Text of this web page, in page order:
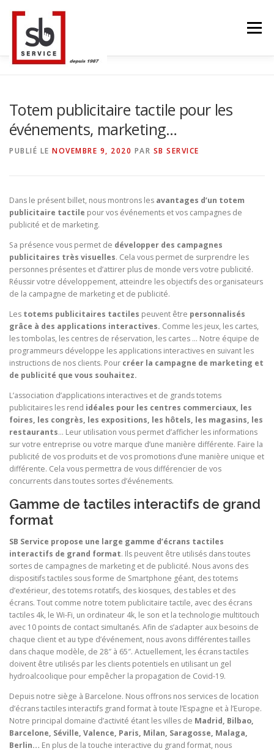
contenu
Menu
STRUCTURE ALU
BLOG LANGUE
Totem publicitaire tactile pour les
événements, marketing…
PUBLIÉ LE NOVEMBRE 9, 2020 PAR SB SERVICE
Dans le présent billet, nous montrons les avantages d’un totem
publicitaire tactile pour vos événements et vos campagnes de
publicité et de marketing.
Sa présence vous permet de développer des campagnes
publicitaires très visuelles. Cela vous permet de surprendre les
personnes présentes et d’attirer plus de monde vers votre publicité.
Réussir votre développement, atteindre les objectifs des organisateurs
de la campagne de marketing et de publicité.
Les totems publicitaires tactiles peuvent être personnalisés
grâce à des applications interactives. Comme les jeux, les cartes,
les tombolas, les centres de réservation, les cartes … Notre équipe de
programmeurs développe les applications interactives en suivant les
instructions de nos clients. Pour créer la campagne de marketing et
de publicité que vous souhaitez.
L’association d’applications interactives et de grands totems
publicitaires les rend idéales pour les centres commerciaux, les
foires, les congrès, les expositions, les hôtels, les magasins, les
restaurants… Leur utilisation vous permet d’afficher les informations
sur votre entreprise ou votre marque d’une manière différente. Faire la
publicité de vos produits et de vos promotions d’une manière unique et
différente. Cela vous permettra de vous différencier de vos
concurrents dans toutes sortes d’événements.
Gamme de tactiles interactifs de grand
format
SB Service propose une large gamme d’écrans tactiles
interactifs de grand format. Ils peuvent être utilisés dans toutes
sortes de campagnes de marketing et de publicité. Nous avons des
dispositifs tactiles sous forme de Smartphone géant, des totems
d’extérieur, des totems rotatifs, des kiosques, des tables et des
écrans. Tout comme notre totem publicitaire tactile, avec des écrans
tactiles 4k, le Wi-Fi, un ordinateur 4k, le son et la technologie multitouch
avec 10 points de contact simultanés. Afin de s’adapter aux besoins de
chaque client et au type d’événement, nous avons différentes tailles
dans chaque modèle, de 28″ à 65″. Actuellement, les écrans tactiles
doivent être utilisés par les clients potentiels en utilisant un gel
hydroalcoolique pour empêcher la propagation de Covid-19.
Depuis notre siège à Barcelone. Nous offrons nos services de location
d’écrans tactiles interactifs grand format à toute l’Espagne et à l’Europe.
Notre principal domaine d’activité étant les villes de Madrid, Bilbao,
Barcelone, Séville, Valence, Paris, Milan, Saragosse, Malaga,
Berlin… En plus de la touche interactive du grand format, nous